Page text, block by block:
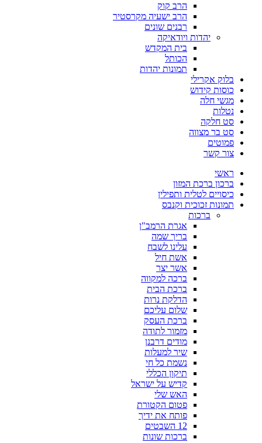
הרב קוק
הרב ישעיה מקרסטיר
רבנים שונים
יהדות ויודאיקה
בית המקדש
הכותל
תמונות יהדות
בלוק אקרילי
כוסות קידוש
מגשי חלה
נטלות
סט חלקה
סט בר מצווה
פמוטים
צור קשר
ראשי
ברכון ברכת המזון
כיסויים לטלית ותפילין
תמונות זכוכית וקנבס
ברכות
אגרת הרמב"ן
בריך שמה
עלינו לשבח
אשת חיל
אשר יצר
ברכה למקווה
ברכת הבית
הדלקת נרות
שלום עליכם
ברכת העסק
מזמור לתודה
מודים דרבנן
שיר למעלות
נשמת כל חי
תיקון הכללי
קדיש על ישראל
האש שלי
פטום הקטורת
פותח את ידיך
12 השבטים
ברכות שונות